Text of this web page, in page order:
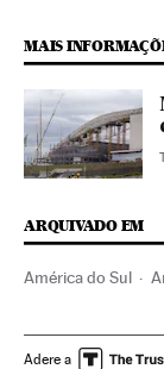
MAIS
ARQUIVADO EM
América do Sul
Copa do Mundo
Adere a